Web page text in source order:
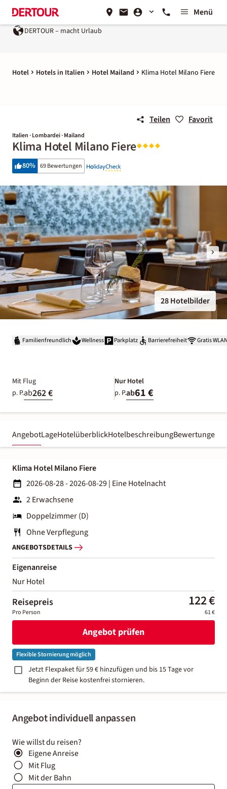
Menü
DERTOUR – macht Urlaub
Hotel Hotels in Italien Hotel Mailand Klima Hotel Milano Fiere
Teilen Favorit
Italien · Lombardei · Mailand
Klima Hotel Milano Fiere
80% 69 Bewertungen
28 Hotelbilder
Familienfreundlich Wellness Parkplatz Barrierefreiheit Gratis
Mit Flug
p. P.ab262 €
Nur Hotel
p. P.ab61 €
AngebotLageHotelüberblickHotelbeschreibungBewertungen
Angebot individuell anpassen
Wie willst du reisen?
Eigene Anreise
Mit Flug
Mit der Bahn
Klima Hotel Milano Fiere
2026-08-28 - 2026-08-29| Eine Hotelnacht
2 Erwachsene
Doppelzimmer (D)
Ohne Verpflegung
ANGEBOTSDETAILS
Eigenanreise
Nur Hotel
Reisepreis 122 €
Pro Person 61 €
Angebot prüfen
Flexible Stornierung möglich
Jetzt Flexpaket für 59 € hinzufügen und bis 15 Tage vor
Beginn der Reise kostenfrei stornieren.